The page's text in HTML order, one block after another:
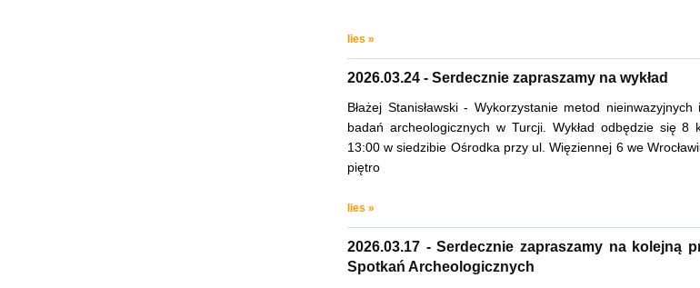
lies »
2026.03.24 - Serdecznie zapraszamy na wykład
Błażej Stanisławski - Wykorzystanie metod
badań archeologicznych w Turcji. Wykład odbędzie się
13:00 w siedzibie Ośrodka przy ul. Więziennej 6 we
piętro
lies »
2026.03.17 - Serdecznie zapraszamy na kolejną
Spotkań Archeologicznych